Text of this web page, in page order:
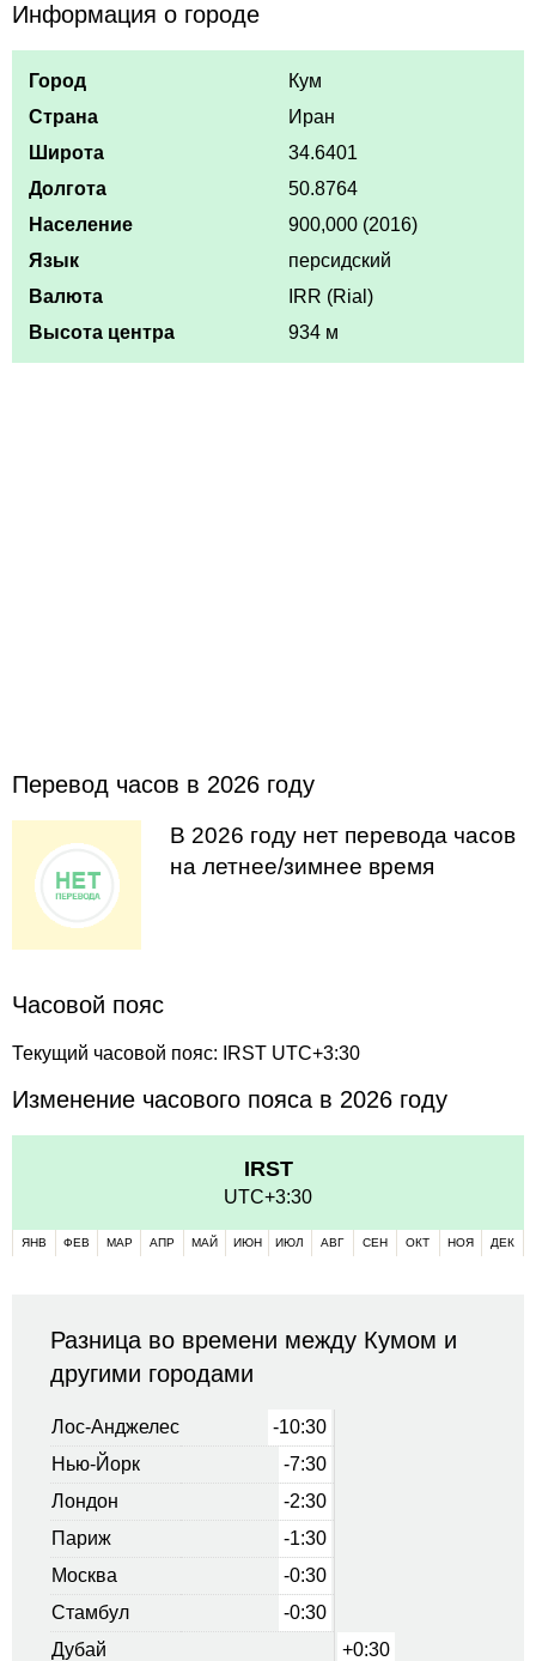
Информация о городе
Город
Кум
Страна
Иран
Широта
34.6401
Долгота
50.8764
Население
900,000 (2016)
Язык
персидский
Валюта
IRR (Rial)
Высота центра
934 м
Перевод часов в 2026 году
В 2026 году нет перевода часов
на летнее/зимнее время
Часовой пояс
Текущий часовой пояс: IRST UTC+3:30
Изменение часового пояса в 2026 году
IRST
UTC+3:30
ЯНВ ФЕВ МАР АПР МАЙ ИЮН ИЮЛ АВГ СЕН ОКТ НОЯ ДЕК
Разница во времени между Кумом и
другими городами
Лос-Анджелес
-10:30
Нью-Йорк
-7:30
Лондон
-2:30
Париж
-1:30
Москва
-0:30
Стамбул
-0:30
Дубай
+0:30